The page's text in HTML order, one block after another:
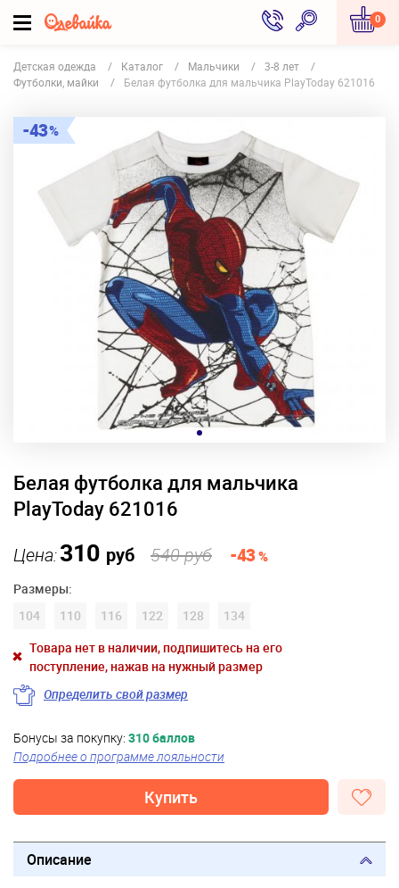
0
Детская одежда Каталог Мальчики
3-8 лет
Футболки, майки
Белая футболка для мальчика PlayToday 621016
43
Белая футболка для мальчика
PlayToday 621016
Цена:310 руб 540 руб -43%
Размеры:
104
110 116 122 128
134
Товара нет в наличии, подпишитесь на его
поступление, нажав на нужный размер
Определить свой размер
Бонусы за покупку: 310 баллов
Подробнее о программе лояльности
Купить
Описание